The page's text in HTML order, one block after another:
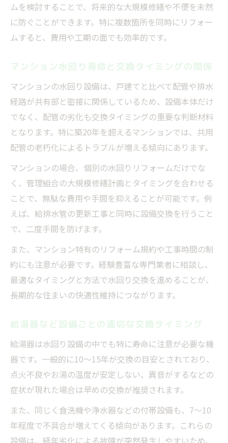
ムを検討することで、将来的な大規模修繕や不便を未然
に防ぐことができます。特に複数箇所を同時にリフォー
ムすると、費用や工期の面でも効率的です。
マンション水回り寿命と交換タイミングの関係
マンションの水回り設備は、戸建てと比べて配管や排水
経路が共有部と密接に関係しているため、設備本体だけ
でなく、配管の劣化も交換タイミングの重要な判断材料
となります。特に築20年を超えるマンションでは、共用
配管の老朽化によるトラブルが増える傾向にあります。
マンションの場合、個別の水回りリフォームだけでな
く、管理組合の大規模修繕計画とタイミングを合わせる
ことで、無駄な費用や手間を抑えることが可能です。例
えば、給排水管の更新工事と同時に設備交換を行うこと
で、二度手間を防げます。
また、マンション特有のリフォーム規約や工事時間の制
約にも注意が必要です。経験豊富な専門業者に相談し、
最適なタイミングと方法で水回り交換を進めることが、
長期的な住まいの快適性維持につながります。
給湯器など設備ごとの適切な交換タイミング
給湯器は水回り設備の中でも特に寿命に注意が必要な機
器です。一般的に10～15年が交換の目安とされており、
点火不良やお湯の温度が安定しない、異音がするなどの
症状が現れた場合は早めの交換が推奨されます。
また、同じく食洗機や浄水器などの付帯設備も、7～10
年程度で不具合が増えてくる傾向があります。これらの